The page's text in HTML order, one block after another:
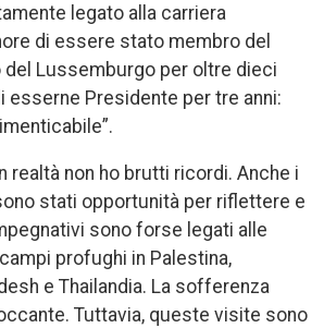
legato alla carriera
di essere stato membro del
del Lussemburgo per oltre dieci
esserne Presidente per tre anni:
realtà non ho brutti ricordi. Anche i
stati opportunità per riflettere e
sono forse legati alle
profughi in Palestina,
e Thailandia. La sofferenza
Tuttavia, queste visite sono